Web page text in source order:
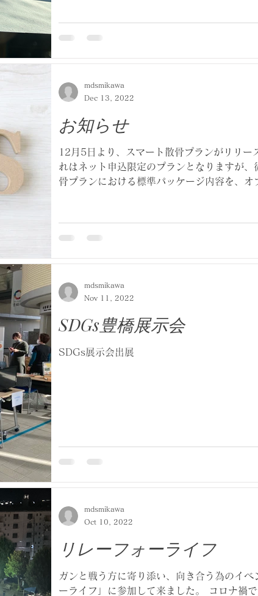
お知らせ
12月5日より、スマート散骨プランがリリー
れはネット申込限定のプランとなりますが、
骨プランにおける標準パッケージ内容を、オ
mdsmikawa
Dec 13, 2022
SDGs豊橋展示会
SDGs展示会出展
mdsmikawa
Nov 11, 2022
リレーフォーライフ
ガンと戦う方に寄り添い、向き合う為のイベ
ーライフ」に参加して来ました。 コロナ禍
mdsmikawa
Oct 10, 2022